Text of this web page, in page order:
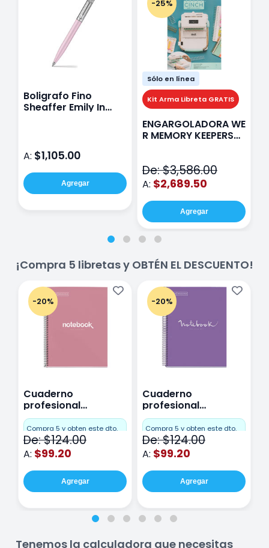
Boligrafo Fino
Sheaffer Emily In
A: $1,105.00
Agregar
-25%
Sólo en línea
Kit Arma Libreta GRATIS
ENGARGOLADORA WE
R MEMORY KEEPERS
De: $3,586.00
A: $2,689.50
Agregar
¡Compra 5 libretas y OBTÉN EL DESCUENTO!
-20%
Cuaderno
profesional
Miquelrius Emotions
Cuadro Chico 80
hojas Rosa
Compra 5 y obten este dto.
De: $124.00
A: $99.20
Agregar
-20%
Cuaderno
profesional
Miquelrius Emotions
raya 80 hojas
Purpura
Compra 5 y obten este dto.
De: $124.00
A: $99.20
Agregar
Tenemos la calculadora que necesitas